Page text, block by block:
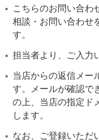
こちらのお問い合わ
相談・お問い合わせ
す。
担当者より、ご入力
当店からの返信メー
す。メールが確認で
の上、当店の指定ド
します。
なお、ご登録いただ